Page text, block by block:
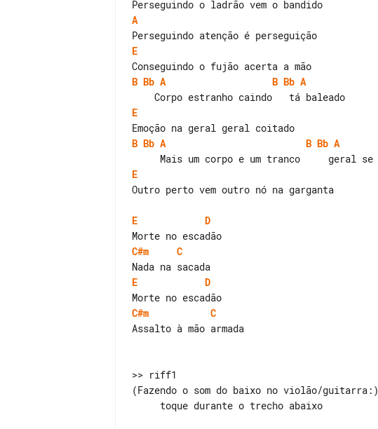
A
E
B Bb A B Bb A
E
B Bb A B Bb A
E
Outro perto vem outro nó na garganta
E
D
C#m
C
E
D
C#m
C
Assalto à mão armada
>> riff1
(Fazendo o som do baixo no violão/guitarra:)